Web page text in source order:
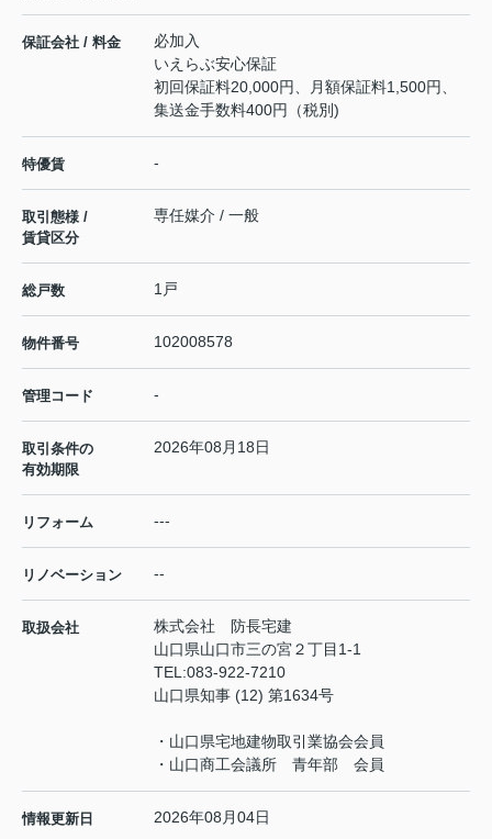
保証会社 / 料金
必加入
いえらぶ安心保証
初回保証料20,000円、月額保証料1,500円、
集送金手数料400円（税別)
特優賃 -
取引態様 /
賃貸区分
専任媒介 / 一般
総戸数 1戸
物件番号 102008578
管理コード -
取引条件の
有効期限
2026年08月18日
リフォーム ---
リノベーション --
取扱会社
株式会社 防長宅建
山口県山口市三の宮２丁目1-1
TEL:083-922-7210
山口県知事 (12) 第1634号
・山口県宅地建物取引業協会会員
・山口商工会議所 青年部 会員
情報更新日 2026年08月04日